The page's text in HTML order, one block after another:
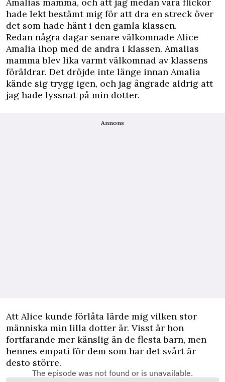
Amalias mamma, och att jag medan våra flickor
hade lekt bestämt mig för att dra en streck över
det som hade hänt i den gamla klassen.
Redan några dagar senare välkomnade Alice
Amalia ihop med de andra i klassen. Amalias
mamma blev lika varmt välkomnad av klassens
föräldrar. Det dröjde inte länge innan Amalia
kände sig trygg igen, och jag ångrade aldrig att
jag hade lyssnat på min dotter.
Annons
Att Alice kunde förlåta lärde mig vilken stor
människa min lilla dotter är. Visst är hon
fortfarande mer känslig än de flesta barn, men
hennes empati för dem som har det svårt är
desto större.